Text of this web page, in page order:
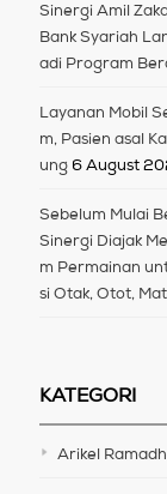
Sinergi Amil
Bank Syariah
adi Program
Layanan Mobil
m, Pasien asal
ung 6 August
Sebelum Mulai
Sinergi Diajak
m Permainan
si Otak, Otot,
KATEGORI
Arikel